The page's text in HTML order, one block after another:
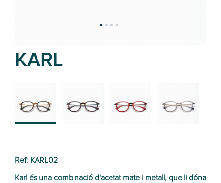
KARL
Ref: KARL02
Karl és una combinació d'acetat mate i metall, que li dóna